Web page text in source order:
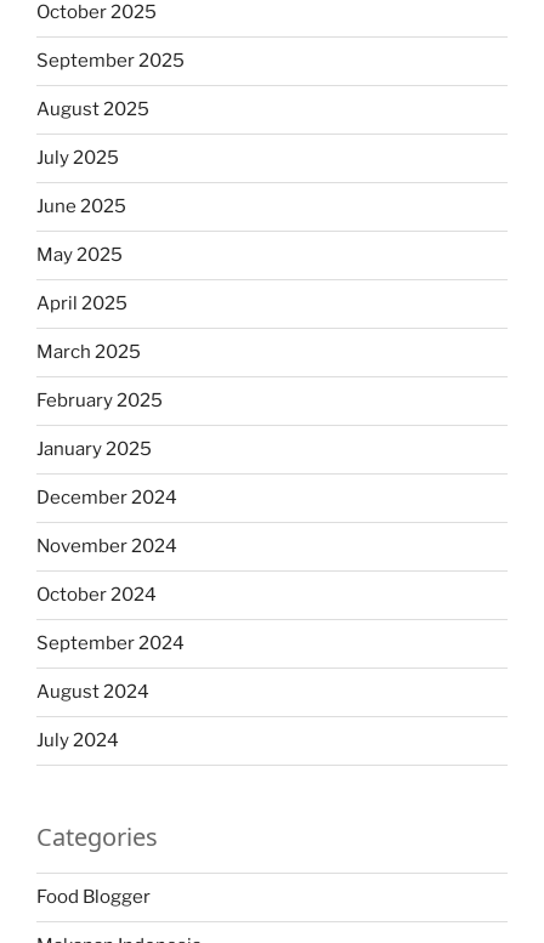
October 2025
September 2025
August 2025
July 2025
June 2025
May 2025
April 2025
March 2025
February 2025
January 2025
December 2024
November 2024
October 2024
September 2024
August 2024
July 2024
Categories
Food Blogger